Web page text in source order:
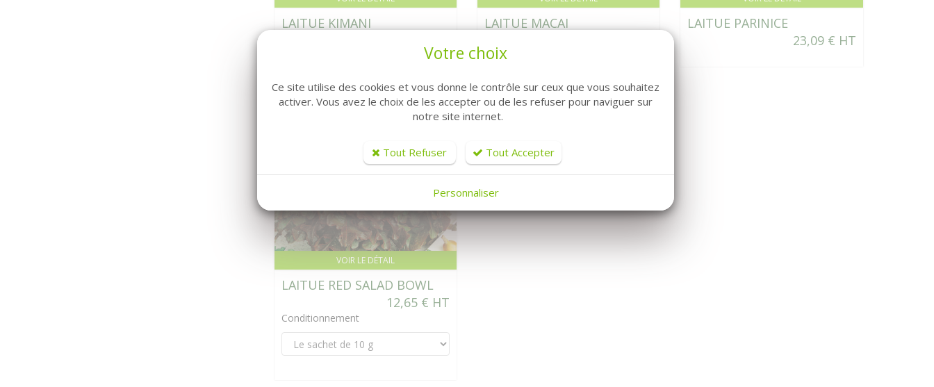
LAITUE KIMANI
LAITUE MACAI
LAITUE PARINICE
23,09 € HT
VOIR LE DÉTAIL
LAITUE RED SALAD BOWL
12,65 € HT
Conditionnement
Votre choix
Ce site utilise des cookies et vous donne le contrôle sur ceux que vous souhaitez
activer. Vous avez le choix de les accepter ou de les refuser pour naviguer sur
notre site internet.
Tout Refuser Tout Accepter
Personnaliser